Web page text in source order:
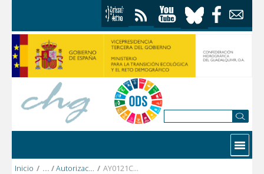
Contactar
Inicio / Autorizaciones Vertidos / AY0121CO AYTO. DE VILLAVICIOSA DE CORDOBA.pdf